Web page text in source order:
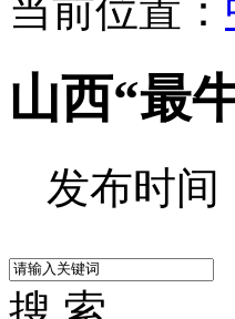
当前位置：
山西“最
发布时间